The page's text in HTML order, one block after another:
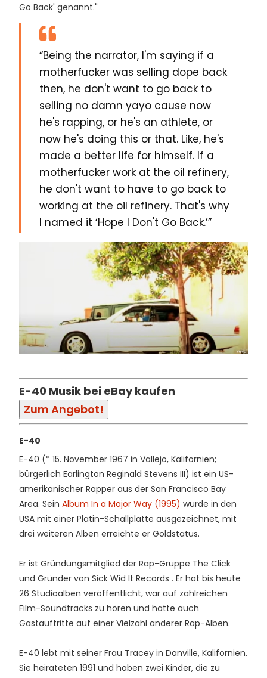
Go Back' genannt."
“Being the narrator, I'm saying if a
motherfucker was selling dope back
then, he don't want to go back to
selling no damn yayo cause now
he's rapping, or he's an athlete, or
now he's doing this or that. Like, he's
made a better life for himself. If a
motherfucker work at the oil refinery,
he don't want to have to go back to
working at the oil refinery. That's why
I named it ‘Hope I Don't Go Back.’”
E-40 Musik bei eBay kaufen
Zum Angebot!
E-40
E-40 (* 15. November 1967 in Vallejo, Kalifornien;
bürgerlich Earlington Reginald Stevens III) ist ein US-
amerikanischer Rapper aus der San Francisco Bay
Area. Sein Album In a Major Way (1995) wurde in den
USA mit einer Platin-Schallplatte ausgezeichnet, mit
drei weiteren Alben erreichte er Goldstatus.
Er ist Gründungsmitglied der Rap-Gruppe The Click
und Gründer von Sick Wid It Records . Er hat bis heute
26 Studioalben veröffentlicht, war auf zahlreichen
Film-Soundtracks zu hören und hatte auch
Gastauftritte auf einer Vielzahl anderer Rap-Alben.
E-40 lebt mit seiner Frau Tracey in Danville, Kalifornien.
Sie heirateten 1991 und haben zwei Kinder, die zu